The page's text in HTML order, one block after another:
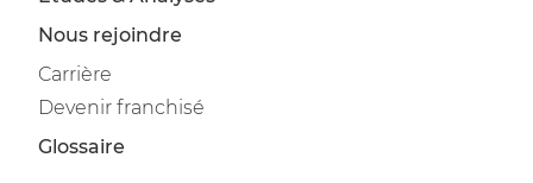
Nous rejoindre
Carrière
Devenir franchisé
Glossaire